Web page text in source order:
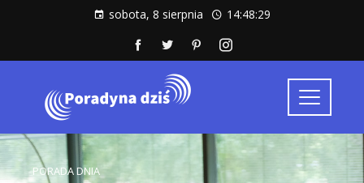
sobota, 8 sierpnia 14:48:30
PORADA DNIA